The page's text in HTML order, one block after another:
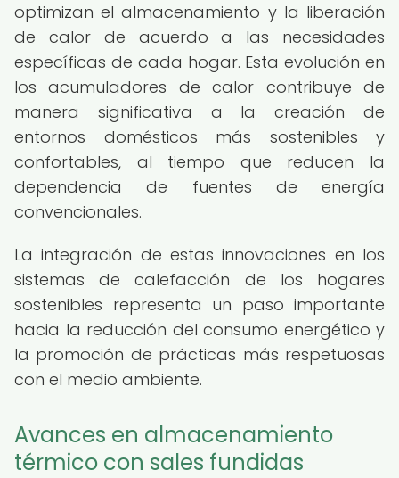
optimizan el almacenamiento y la liberación
de calor de acuerdo a las necesidades
específicas de cada hogar. Esta evolución en
los acumuladores de calor contribuye de
manera significativa a la creación de
entornos domésticos más sostenibles y
confortables, al tiempo que reducen la
dependencia de fuentes de energía
convencionales.
La integración de estas innovaciones en los
sistemas de calefacción de los hogares
sostenibles representa un paso importante
hacia la reducción del consumo energético y
la promoción de prácticas más respetuosas
con el medio ambiente.
Avances en almacenamiento
térmico con sales fundidas